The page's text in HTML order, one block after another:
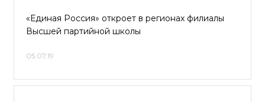
«Единая Россия» откроет в регионах филиалы
Высшей партийной школы
05.07.19